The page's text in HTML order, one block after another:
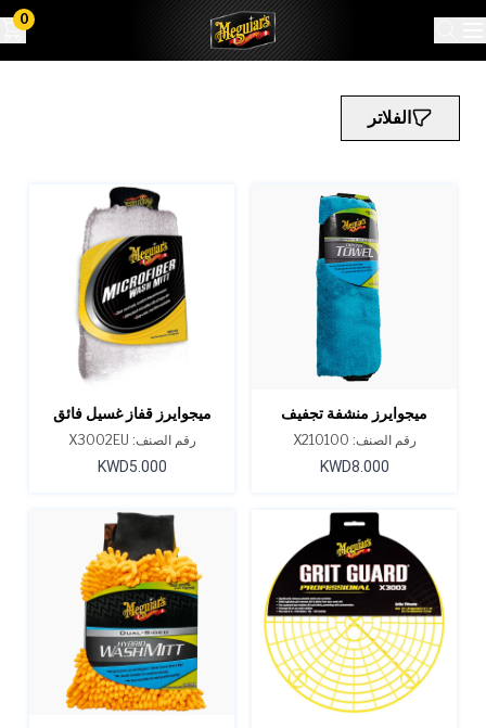
0
الفلاتر
ميجوايرز منشفة تجفيف
سوبريم شاين
رقم الصنف: X210100
KWD8.000
ميجوايرز قفاز غسيل فائق
النعومة من الألياف الدقيقة
رقم الصنف: X3002EU
KWD5.000